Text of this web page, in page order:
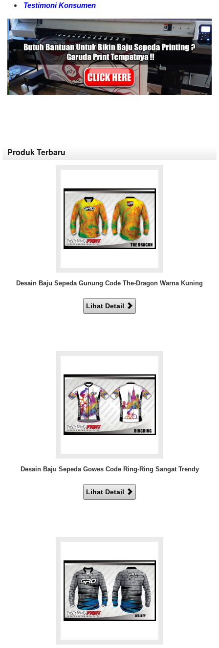
Testimoni Konsumen
Produk Terbaru
Desain Baju Sepeda Gunung Code The-Dragon Warna Kuning
Lihat Detail
Desain Baju Sepeda Gowes Code Ring-Ring Sangat Trendy
Lihat Detail